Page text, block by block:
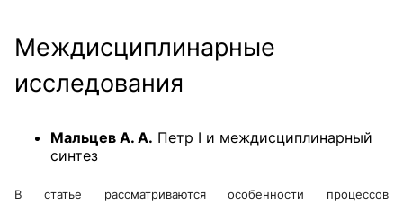
Междисциплинарные
исследования
Мальцев А. А. Петр I и междисциплинарный
синтез
В статье рассматриваются особенности процессов